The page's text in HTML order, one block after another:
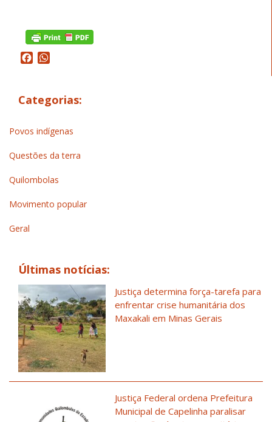
Facebook
Categorias:
Povos indígenas
Questões da terra
Quilombolas
Movimento popular
Geral
Últimas notícias:
Justiça determina força-tarefa para
enfrentar crise humanitária dos
Maxakali em Minas Gerais
Justiça Federal ordena Prefeitura
Municipal de Capelinha paralisar